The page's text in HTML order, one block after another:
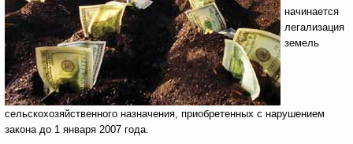
начинается
легализация
земель
сельскохозяйственного назначения, приобретенных с нарушением
закона до 1 января 2007 года.